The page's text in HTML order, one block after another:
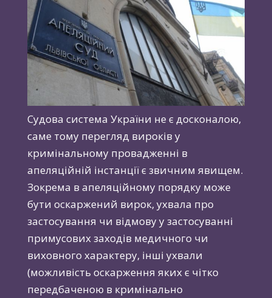
Судова система України не є досконалою,
саме тому перегляд вироків у
кримінальному провадженні в
апеляційній інстанції є звичним явищем.
Зокрема в апеляційному порядку може
бути оскаржений вирок, ухвала про
застосування чи відмову у застосуванні
примусових заходів медичного чи
виховного характеру, інші ухвали
(можливість оскарження яких є чітко
передбаченою в кримінально